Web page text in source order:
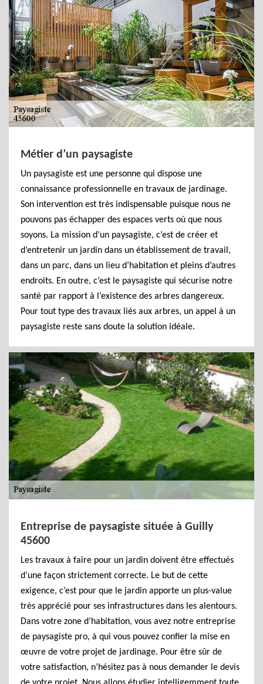
Métier d’un paysagiste
Un paysagiste est une personne qui dispose une
connaissance professionnelle en travaux de jardinage.
Son intervention est très indispensable puisque nous ne
pouvons pas échapper des espaces verts où que nous
soyons. La mission d’un paysagiste, c’est de créer et
d’entretenir un jardin dans un établissement de travail,
dans un parc, dans un lieu d’habitation et pleins d’autres
endroits. En outre, c’est le paysagiste qui sécurise notre
santé par rapport à l’existence des arbres dangereux.
Pour tout type des travaux liés aux arbres, un appel à un
paysagiste reste sans doute la solution idéale.
Entreprise de paysagiste située à Guilly
45600
Les travaux à faire pour un jardin doivent être effectués
d’une façon strictement correcte. Le but de cette
exigence, c’est pour que le jardin apporte un plus-value
très apprécié pour ses infrastructures dans les alentours.
Dans votre zone d’habitation, vous avez notre entreprise
de paysagiste pro, à qui vous pouvez confier la mise en
œuvre de votre projet de jardinage. Pour être sûr de
votre satisfaction, n’hésitez pas à nous demander le devis